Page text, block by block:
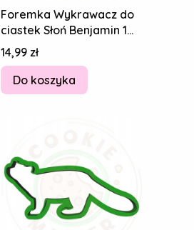
Foremka Wykrawacz do
ciastek Słoń Benjamin 1
10cm
Cena
14,99 zł
Do koszyka